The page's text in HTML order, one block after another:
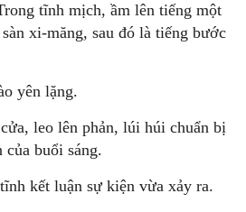
tĩnh mịch, ầm lên tiếng một
xi-măng, sau đó là tiếng bước
yên lặng.
leo lên phản, lúi húi chuẩn bị
của buổi sáng.
kết luận sự kiện vừa xảy ra.